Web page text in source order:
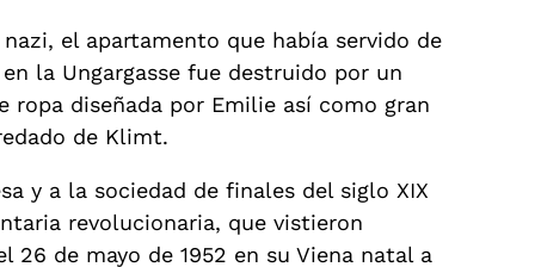
el apartamento que había servido de
la Ungargasse fue destruido por un
ropa diseñada por Emilie así como gran
de Klimt.
y a la sociedad de finales del siglo XIX
revolucionaria, que vistieron
de mayo de 1952 en su Viena natal a